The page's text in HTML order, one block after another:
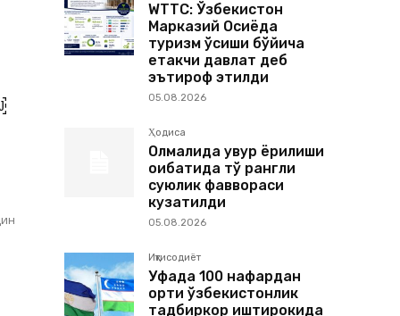
WTTC: Ўзбекистон
Марказий Осиёда
туризм ўсиши бўйича
етакчи давлат деб
эътироф этилди
05.08.2026
Ҳодиса
Олмалиқда қувур ёрилиши
оқибатида тўқ рангли
суюқлик фаввораси
кузатилди
05.08.2026
Иқтисодиёт
Уфада 100 нафардан
ортиқ ўзбекистонлик
тадбиркор иштирокида